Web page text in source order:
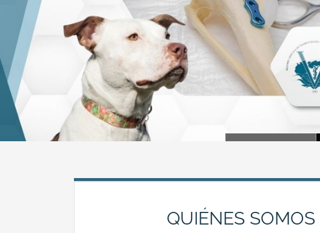
QUIÉNES SOMOS